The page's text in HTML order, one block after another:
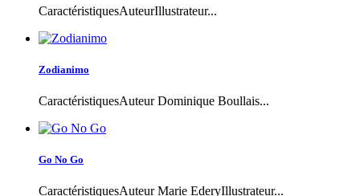
CaractéristiquesAuteurIllustrateur...
Zodianimo
CaractéristiquesAuteur Dominique Boullais...
Go No Go
CaractéristiquesAuteur Marie EderyIllustrateur...